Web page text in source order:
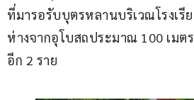
ที่มารอรับบุตรหลานบริเวณโรงเรี
ห่างจากอุโบสถประมาณ 100 เมต
อีก 2 ราย